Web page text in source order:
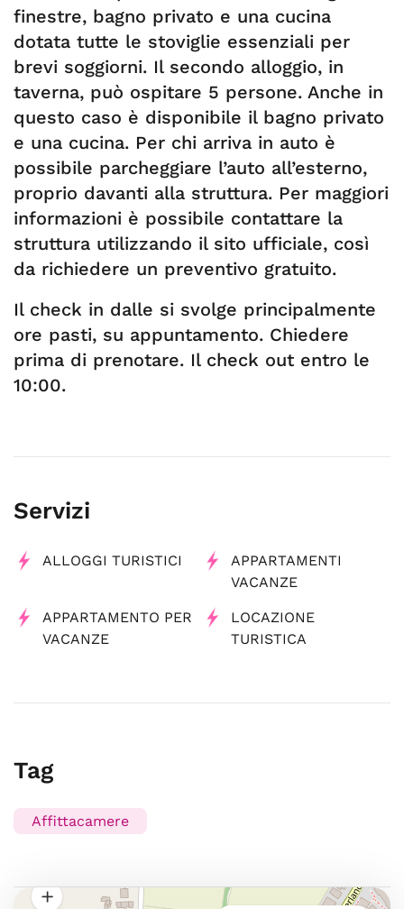
finestre, bagno privato e una cucina
dotata tutte le stoviglie essenziali per
brevi soggiorni. Il secondo alloggio, in
taverna, può ospitare 5 persone. Anche in
questo caso è disponibile il bagno privato
e una cucina. Per chi arriva in auto è
possibile parcheggiare l’auto all’esterno,
proprio davanti alla struttura. Per maggiori
informazioni è possibile contattare la
struttura utilizzando il sito ufficiale, così
da richiedere un preventivo gratuito.
Il check in dalle si svolge principalmente
ore pasti, su appuntamento. Chiedere
prima di prenotare. Il check out entro le
10:00.
Servizi
ALLOGGI TURISTICI
APPARTAMENTI
VACANZE
APPARTAMENTO PER
VACANZE
LOCAZIONE
TURISTICA
Tag
Affittacamere